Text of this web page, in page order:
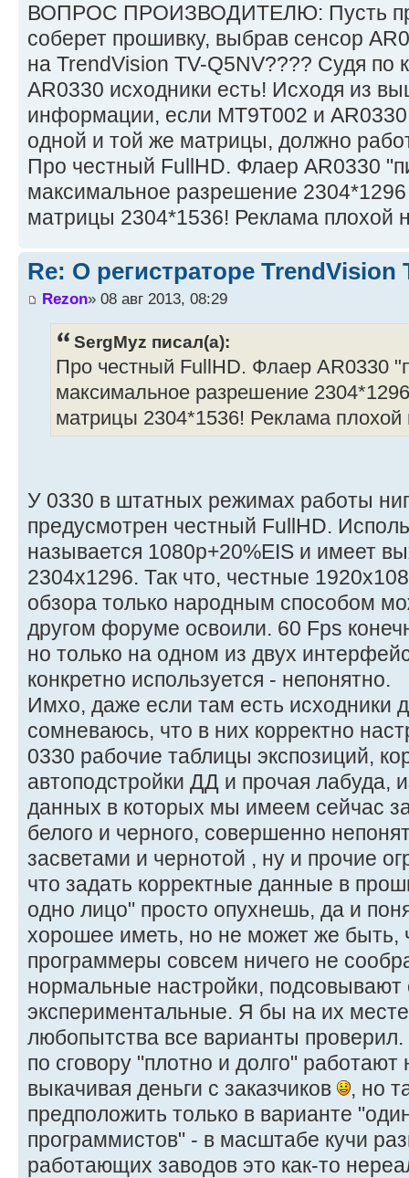
ВОПРОС ПРОИЗВОДИТЕЛЮ: Пусть
соберет прошивку, выбрав сенсор
на TrendVision TV-Q5NV???? Судя по
AR0330 исходники есть! Исходя из
информации, если MT9T002 и
одной и той же матрицы, должно
Про честный FullHD. Флаер AR0330
максимальное разрешение
матрицы 2304*1536! Реклама плохой
Re: О регистраторе TrendVision
Rezon» 08 авг 2013, 08:29
SergMyz писал(а):
Про честный FullHD. Флаер AR0330
максимальное разрешение
матрицы 2304*1536! Реклама плохой
У 0330 в штатных режимах работы
предусмотрен честный FullHD.
называется 1080р+20%EIS и имеет
2304х1296. Так что, честные
обзора только народным способом
другом форуме освоили. 60 Fps
но только на одном из двух
конкретно используется - непонятно.
Имхо, даже если там есть исходники
сомневаюсь, что в них корректно
0330 рабочие таблицы экспозиций,
автоподстройки ДД и прочая лабуда,
данных в которых мы имеем сейчас
белого и черного, совершенно
засветами и чернотой , ну и прочие
что задать корректные данные в
одно лицо" просто опухнешь, да и
хорошее иметь, но не может же быть,
программеры совсем ничего не
нормальные настройки,
экспериментальные. Я бы на их
любопытства все варианты
по сговору "плотно и долго"
выкачивая деньги с заказчиков
, но
предположить только в варианте
программистов" - в масштабе кучи
работающих заводов это как-то